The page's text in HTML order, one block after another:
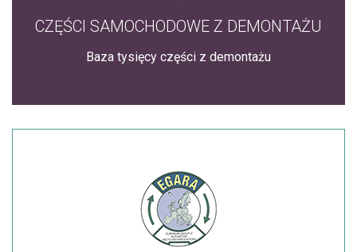
CZĘŚCI SAMOCHODOWE Z DEMONTAŻU
Baza tysięcy części z demontażu